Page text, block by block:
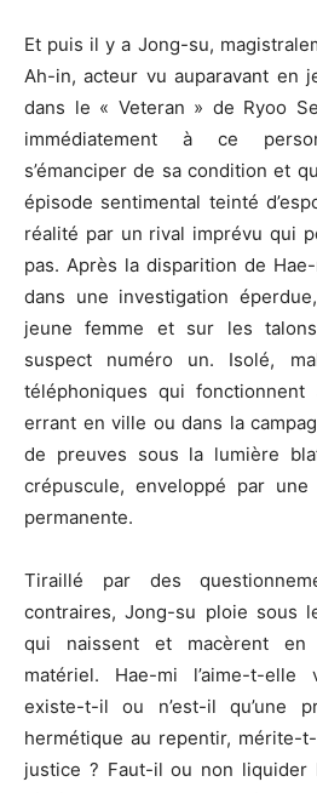
Et puis il y a Jong-su,
Ah-in, acteur vu auparavant en
dans le « Veteran » de Ryoo
immédiatement à ce
s’émanciper de sa condition et
épisode sentimental teinté
réalité par un rival imprévu qui
pas. Après la disparition de
dans une investigation
jeune femme et sur les
suspect numéro un. Isolé,
téléphoniques qui fonctionnent
errant en ville ou dans la
de preuves sous la lumière
crépuscule, enveloppé par une
permanente.
Tiraillé par des
contraires,Jong-su ploie sous
qui naissent et macèrent en
matériel.
Hae-mi l’aime-t-elle
existe-t-il ou n’est-il qu’une
hermétique au repentir, mérite-
justice ? Faut-ilou non liquider